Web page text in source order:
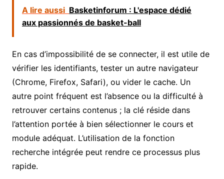
A lire aussi Basketinforum : L'espace dédié
aux passionnés de basket-ball
En cas d’impossibilité de se connecter, il est utile de
vérifier les identifiants, tester un autre navigateur
(Chrome, Firefox, Safari), ou vider le cache. Un
autre point fréquent est l’absence ou la difficulté à
retrouver certains contenus ; la clé réside dans
l’attention portée à bien sélectionner le cours et
module adéquat. L’utilisation de la fonction
recherche intégrée peut rendre ce processus plus
rapide.